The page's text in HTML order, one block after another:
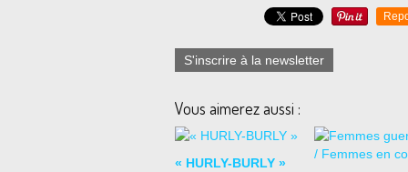
S'inscrire à la newsletter
Vous aimerez aussi :
« HURLY-BURLY »